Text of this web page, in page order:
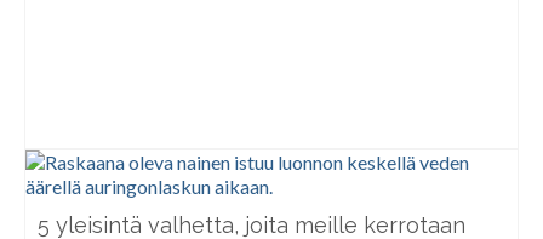
5 yleisintä valhetta, joita meille kerrotaan